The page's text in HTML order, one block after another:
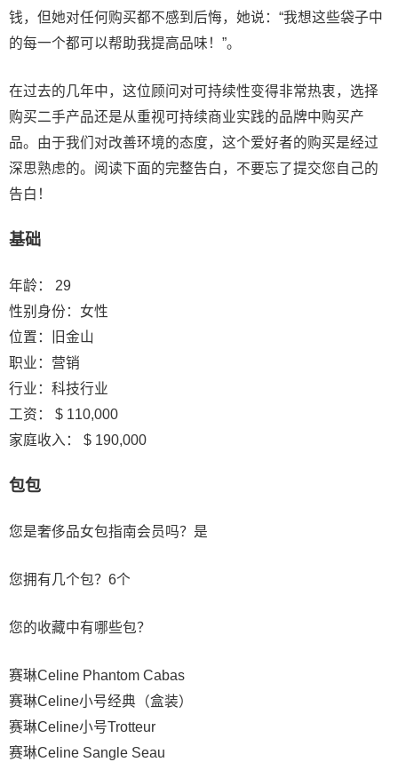
钱，但她对任何购买都不感到后悔，她说：“我想这些袋子中
的每一个都可以帮助我提高品味！”。
在过去的几年中，这位顾问对可持续性变得非常热衷，选择
购买二手产品还是从重视可持续商业实践的品牌中购买产
品。由于我们对改善环境的态度，这个爱好者的购买是经过
深思熟虑的。阅读下面的完整告白，不要忘了提交您自己的
告白！
基础
年龄： 29
性别身份：女性
位置：旧金山
职业：营销
行业：科技行业
工资： $ 110,000
家庭收入： $ 190,000
包包
您是奢侈品女包指南会员吗？是
您拥有几个包？6个
您的收藏中有哪些包？
赛琳Celine Phantom Cabas
赛琳Celine小号经典（盒装）
赛琳Celine小号Trotteur
赛琳Celine Sangle Seau